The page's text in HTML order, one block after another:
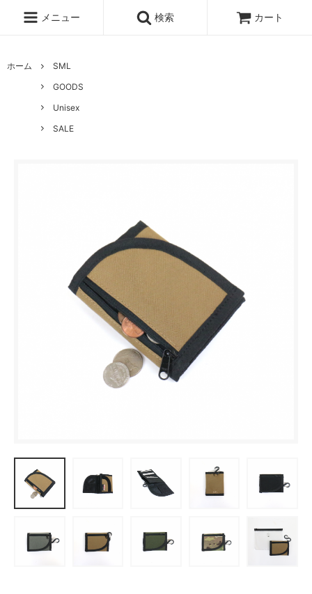
メニュー 検索 カート
ホーム
SML
GOODS
Unisex
SALE